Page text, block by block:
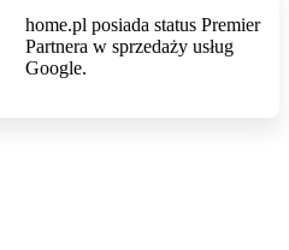
home.pl posiada status Premier
Partnera w sprzedaży usług
Google.